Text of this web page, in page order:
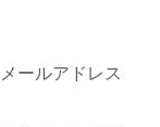
ールアドレス